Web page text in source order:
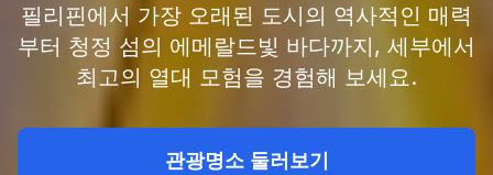
필리핀에서 가장 오래된 도시의 역사적인 매력
부터 청정 섬의 에메랄드빛 바다까지, 세부에서
최고의 열대 모험을 경험해 보세요.
관광명소 둘러보기